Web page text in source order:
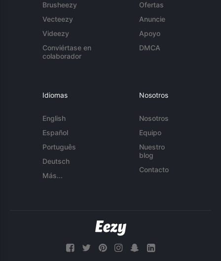
Brusheezy
Vecteezy
Videezy
Conviértase en
colaborador
Ofertas
Anuncie
Apoyo
DMCA
Idiomas
English
Español
Português
Deutsch
Más...
Nosotros
Nosotros
Equipo
Nuestro
blog
Contacto